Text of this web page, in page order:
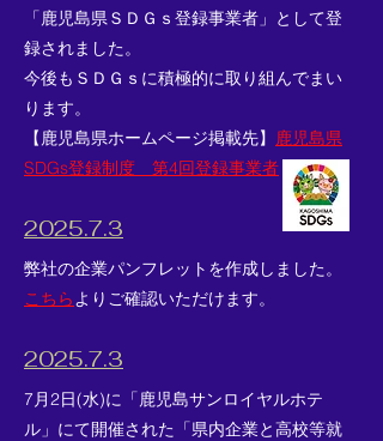
「鹿児島県ＳＤＧｓ登録事業者」として登
録されました。
今後もＳＤＧｓに積極的に取り組んでまい
ります。​
​【鹿児島県ホームページ掲載先】 鹿児島県
SDGs登録制度 第4回登録事業者
​2025.7.3
弊社の企業パンフレットを作成しました。
こちらよりご確認いただけます。
2025.7.3
​7月2日(水)に「鹿児島サンロイヤルホテ
ル」にて開催された「県内企業と高校等就